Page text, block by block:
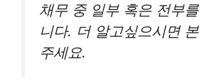
채무 중 일부 혹은 전부
니다. 더 알고싶으시면
주세요.